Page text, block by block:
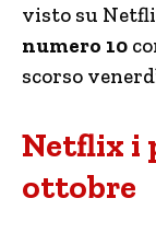
visto su
numero 10
scorso
Netflix i
ottobre